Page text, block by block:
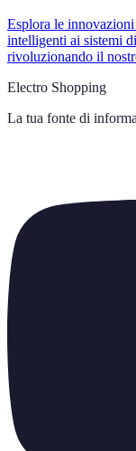
Esplora le
intelligenti ai sistemi
rivoluzionando il
Electro Shopping
La tua fonte di